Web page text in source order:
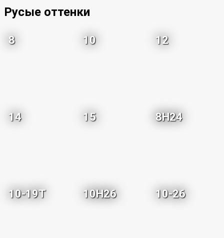
Русые оттенки
8 10 12
14 15 8H24
10-19T 10H26 10-26